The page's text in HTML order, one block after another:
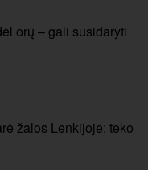
orų – gali susidaryti
žalos Lenkijoje: teko